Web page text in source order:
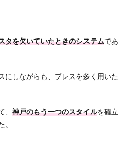
タを欠いていたときのシステムであ
にしながらも、プレスを多く用いた
、 神戸のもう一つのスタイルを確立
。